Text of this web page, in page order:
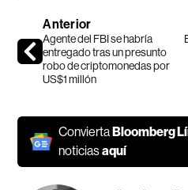
Anterior
Agente del FBI se habría
entregado tras un presunto
robo de criptomonedas por
US$1 millón
ConviertaBloomberg
noticiasaquí